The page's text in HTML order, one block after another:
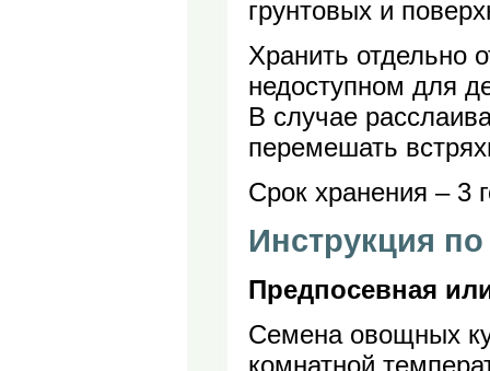
грунтовых и
Хранить отдельно
недоступном для
В случае
перемешать
Срок хранения – 3
Инструкция
Предпосевная
Семена овощных
комнатной